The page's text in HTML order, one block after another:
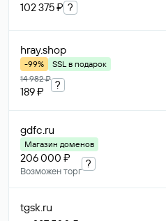
102 375 ₽ ?
hray.shop
-99%
SSL в подарок
14 982 ₽
189 ₽
?
gdfc.ru
Магазин доменов
206 000 ₽
Возможен торг
?
tgsk.ru